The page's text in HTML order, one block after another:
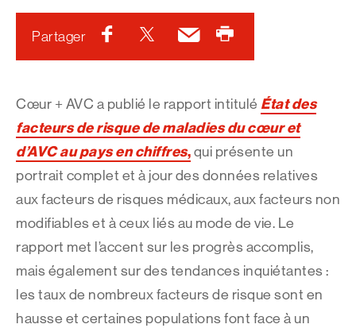
Partager Facebook
TwitterCourriel
Cœur + AVC a publié le rapport intitulé État des
facteurs de risque de maladies du cœur et
d’AVC au pays en chiffres, qui présente un
portrait complet et à jour des données relatives
aux facteurs de risques médicaux, aux facteurs non
modifiables et à ceux liés au mode de vie. Le
rapport met l’accent sur les progrès accomplis,
mais également sur des tendances inquiétantes :
les taux de nombreux facteurs de risque sont en
hausse et certaines populations font face à un